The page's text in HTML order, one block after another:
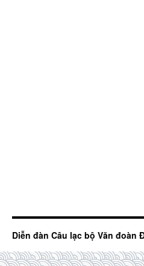
Diễn đàn Câu lạc bộ Văn đoàn